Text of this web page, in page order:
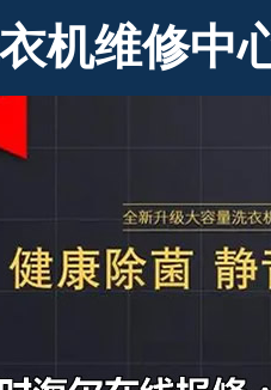
机维修中